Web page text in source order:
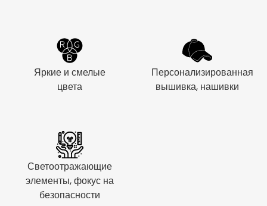
Яркие и смелые
цвета
Персонализированная
вышивка, нашивки
Светоотражающие
элементы, фокус на
безопасности